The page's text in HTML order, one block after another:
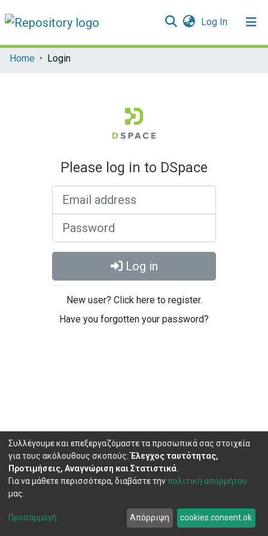
Log In(current)
Communities & Collections
Home Login
Please log in to DSpace
Log in
New user? Click here to register.
Have you forgotten your password?
Cookie
End User
Agreement
Send
Feedback
Συλλέγουμε και επεξεργαζόμαστε τα προσωπικά σας στοιχεία
για τους ακόλουθους σκοπούς:Έλεγχος ταυτότητας,
Προτιμήσεις, Αναγνώριση και Στατιστικά
Για να μάθετε περισσότερα, διαβάστε τηνπολιτική απορρήτου
μας.
Προσαρμογή Απόρριψη cookies.consent.ok